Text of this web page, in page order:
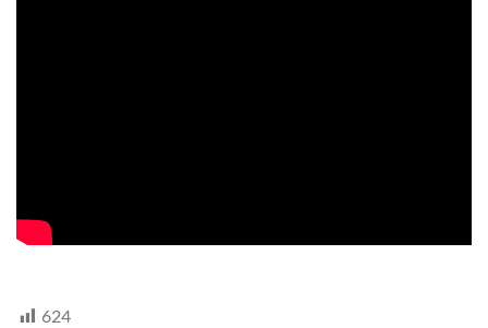
624